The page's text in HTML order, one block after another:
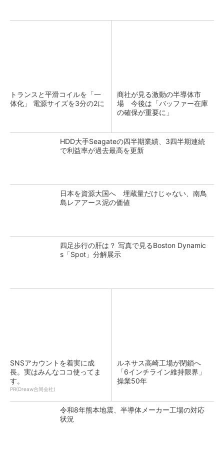
トランスと平滑コイルを「一
体化」 電源サイズを3分の2に
商社が見る激動の半導体市
場 今後は「バッファー在庫
の確保が重要に」
HDD大手Seagateの四半期業績、3四半期連続
で利益率が過去最高を更新
日本を資源大国へ 埋蔵量だけじゃない、南鳥
島レアアース泥の価値
四足歩行の肝は？ 写真で見るBoston Dynamic
s「Spot」分解展示
SNSアカウントを着実に成
長。実はみんなココ使ってま
す。
PR(Dreaw合同会社)
ルネサス高崎工場が閉鎖へ
「6インチライン維持限界」
操業50年
令和8年熊本地震、半導体メーカー工場の対応
状況